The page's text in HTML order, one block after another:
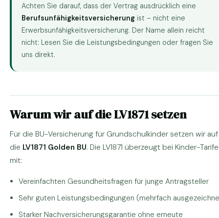
Achten Sie darauf, dass der Vertrag ausdrücklich eine
Berufsunfähigkeitsversicherung ist – nicht eine
Erwerbsunfähigkeitsversicherung. Der Name allein reicht
nicht: Lesen Sie die Leistungsbedingungen oder fragen Sie
uns direkt.
Warum wir auf die LV1871 setzen
Für die BU-Versicherung für Grundschulkinder setzen wir auf
die LV1871 Golden BU. Die LV1871 überzeugt bei Kinder-
mit:
Vereinfachten Gesundheitsfragen für junge Antragsteller
Sehr guten Leistungsbedingungen (mehrfach
Starker Nachversicherungsgarantie ohne erneute